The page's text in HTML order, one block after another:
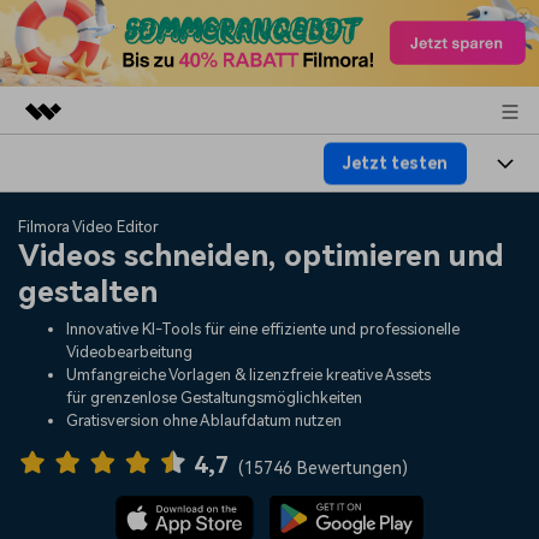
Dienstprogramme
Business
Überblick
Lösungen
Über uns
Presseraum
Support
Jetzt testen
Produkte
Plattformen
Funktionen
Assets
KI
Video/Foto
Audio
Lösungen
Soziale Medien
Marketing & Business
Lifestyle & Spaß
Ressourcen
Video-Prompts
Über 100 heiße Video-
Meisterkurs
Beherrschen Sie
Hilfe-Center
Erste Schritte
Filmora Video Editor
Videos schneiden, optimieren und
gestalten
Innovative KI-Tools für eine effiziente und professionelle
Videobearbeitung
Umfangreiche Vorlagen & lizenzfreie kreative Assets
für grenzenlose Gestaltungsmöglichkeiten
Gratisversion ohne Ablaufdatum nutzen
4,7 (15746 Bewertungen)